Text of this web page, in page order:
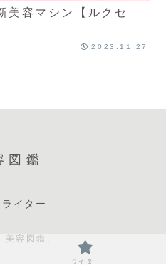
美容マシン【ルクセ
2023.11.27
図鑑
ライター
容図鑑.
ライター